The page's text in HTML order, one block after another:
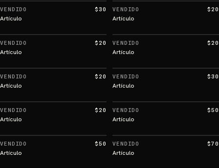
VENDIDO $30
Artículo
VENDIDO $20
Artículo
VENDIDO $20
Artículo
VENDIDO $20
Artículo
VENDIDO $20
Artículo
VENDIDO $30
Artículo
VENDIDO $20
Artículo
VENDIDO $50
Artículo
VENDIDO $50
Artículo
VENDIDO $70
Artículo